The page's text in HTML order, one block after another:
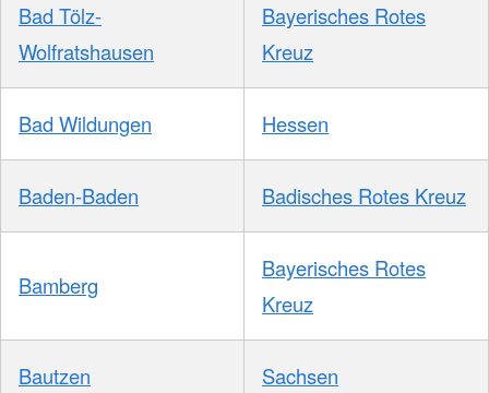
Bad Tölz-
Wolfratshausen
Bayerisches Rotes
Kreuz
Bad Wildungen Hessen
Baden-Baden Badisches Rotes Kreuz
Bamberg
Bayerisches Rotes
Kreuz
Bautzen Sachsen